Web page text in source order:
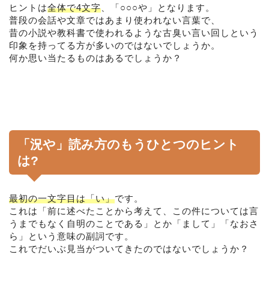
ヒントは全体で4文字 、「○○○や」となります。
普段の会話や文章ではあまり使われない言葉で、
昔の小説や教科書で使われるような古臭い言い回しという
印象を持ってる方が多いのではないでしょうか。
何か思い当たるものはあるでしょうか？
「況や」読み方のもうひとつのヒント
は?
最初の一文字目は「い」です。
これは「前に述べたことから考えて、この件については言
うまでもなく自明のことである」とか「まして」「なおさ
ら」という意味の副詞です。
これでだいぶ見当がついてきたのではないでしょうか？